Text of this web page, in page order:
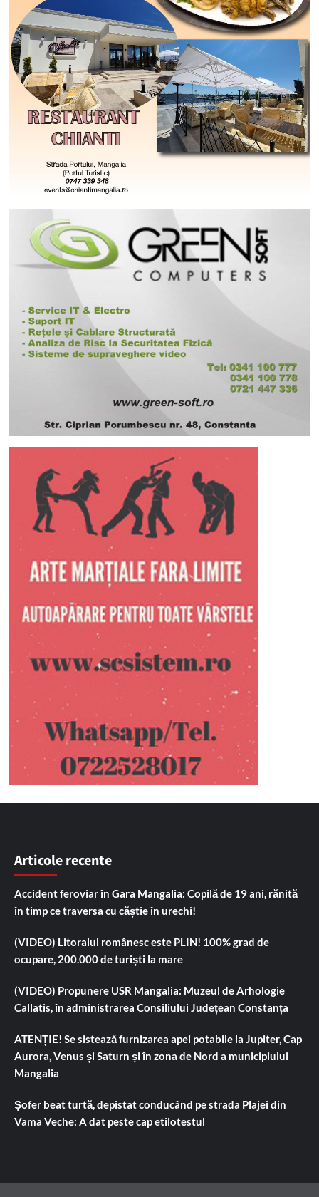
Articole recente
Accident feroviar în Gara Mangalia: Copilă de 19 ani, rănită
în timp ce traversa cu căștie în urechi!
(VIDEO) Litoralul românesc este PLIN! 100% grad de
ocupare, 200.000 de turiști la mare
(VIDEO) Propunere USR Mangalia: Muzeul de Arhologie
Callatis, în administrarea Consiliului Județean Constanța
ATENȚIE! Se sistează furnizarea apei potabile la Jupiter, Cap
Aurora, Venus și Saturn și în zona de Nord a municipiului
Mangalia
Șofer beat turtă, depistat conducând pe strada Plajei din
Vama Veche: A dat peste cap etilotestul